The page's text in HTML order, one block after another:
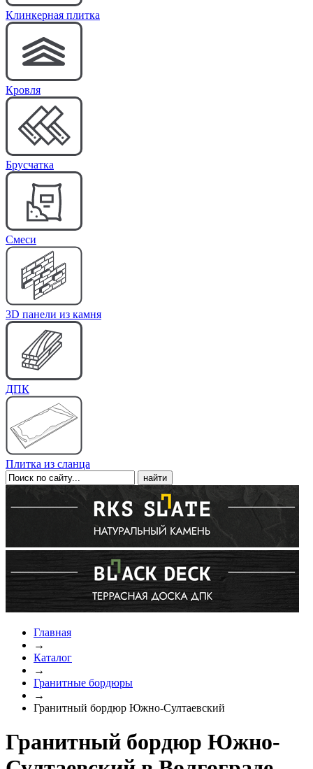
Клинкерная плитка
Кровля
Брусчатка
Cмеси
3D панели из камня
ДПК
Плитка из сланца
Главная
→
Каталог
→
Гранитные бордюры
→
Гранитный бордюр Южно-Султаевский
Гранитный бордюр Южно-